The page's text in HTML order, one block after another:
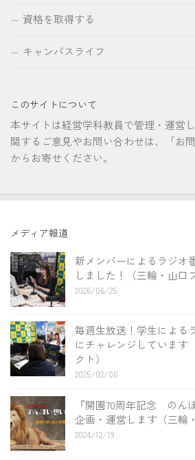
資格を取得する
キャンパスライフ
このサイトについて
本サイトは経営学科教員で管理・運営
関するご意見やお問い合わせは、「お
からお寄せください。
メディア報道
新メンバーによるラジオ
しました！（三輪・山口
2026/06/25
毎週生放送！学生による
にチャレンジしています
クト）
2025/02/06
『開園70周年記念 のん
企画・運営します（三輪
2024/12/19